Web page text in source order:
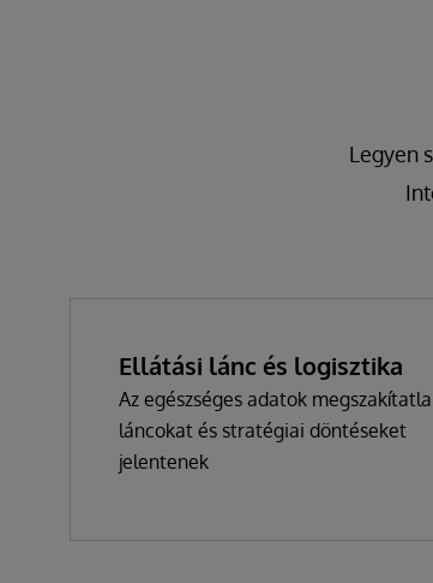
Legyen
Ellátási lánc és logisztika
Az egészséges adatok
láncokat és stratégiai döntéseket
jelentenek